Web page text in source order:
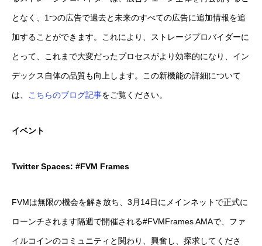
となく、1つの広告で過去と未来のすべての広告に追加情報を追
加することができます。これにより、ストレージプロバイダーに
とって、これまで大変だったプロセスがより効率的になり、イン
デックス自体の品質も向上します。この新機能の詳細について
は、 こちらのブログ記事をご覧ください。
イベント
Twitter Spaces: #FVM Frames
FVMは無限の機会を解き放ち、3月14日にメインネットで正式に
ローンチされます隔週で開催される#FVMFrames AMAで、ファ
イルコインのコミュニティと関わり、興奮し、探求してくださ